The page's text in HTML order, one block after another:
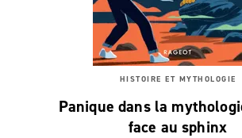
HISTOIRE ET MYTHOLOGIE
Panique dans la
face au sphinx